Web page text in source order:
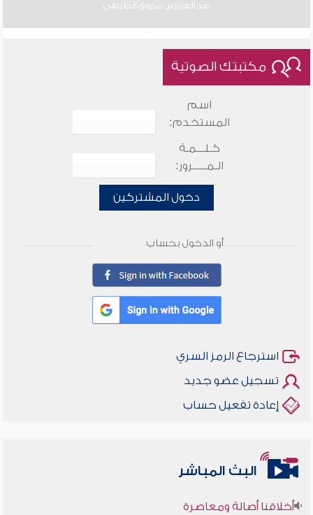
عبد العزيز بن مرزوق الطريفي
مكتبتك الصوتية
اسم
المستخدم:
كـلـــمـة
الـمـــــرور:
دخول المشتركين
أو الدخول بحساب
استرجاع الرمز السري
تسجيل عضو جديد
إعادة تفعيل حساب
البث المباشر